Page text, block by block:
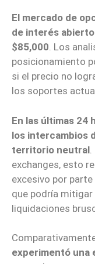
El mercado de
de interés
$85,000. Los
posicionamiento
si el precio no
los soportes
En las últimas 24
los intercambios
territorio neutral
exchanges, esto
excesivo por
que podría mitigar
liquidaciones
experimentó una